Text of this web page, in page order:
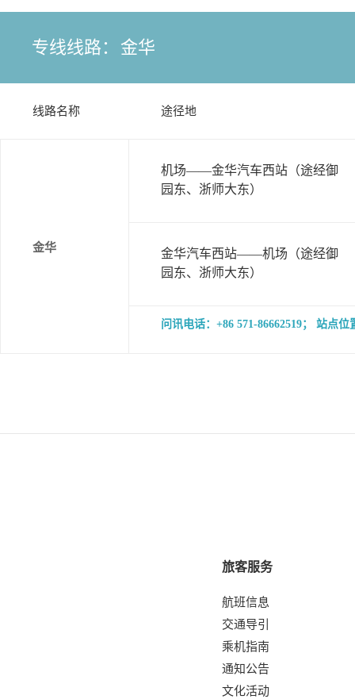
专线线路： 金华
线路名称 途径地
金华
机场——金华汽车西站（途经御
园东、浙师大东）
金华汽车西站——机场（途经御
园东、浙师大东）
问讯电话：+86 571-86662519； 站点
旅客服务
航班信息
交通导引
乘机指南
通知公告
文化活动